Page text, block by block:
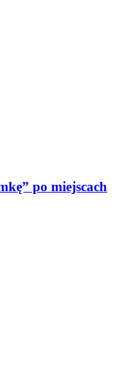
po miejscach